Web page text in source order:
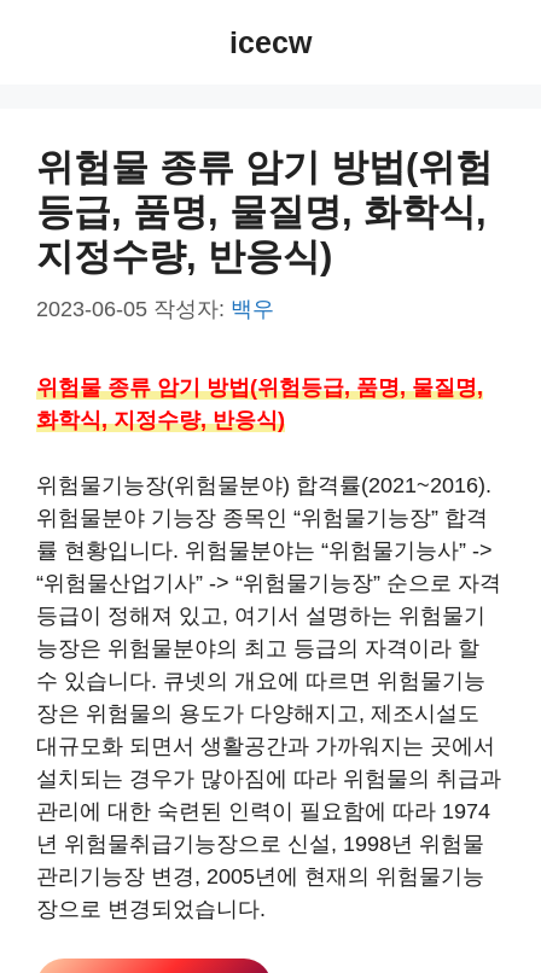
icecw
위험물 종류 암기 방법(위험
등급, 품명, 물질명, 화학식,
지정수량, 반응식)
2023-06-05 작성자: 백우
위험물 종류 암기 방법(위험등급, 품명, 물질명,
화학식, 지정수량, 반응식)
위험물기능장(위험물분야) 합격률(2021~2016).
위험물분야 기능장 종목인 “위험물기능장” 합격
률 현황입니다. 위험물분야는 “위험물기능사” ->
“위험물산업기사” -> “위험물기능장” 순으로 자격
등급이 정해져 있고, 여기서 설명하는 위험물기
능장은 위험물분야의 최고 등급의 자격이라 할
수 있습니다. 큐넷의 개요에 따르면 위험물기능
장은 위험물의 용도가 다양해지고, 제조시설도
대규모화 되면서 생활공간과 가까워지는 곳에서
설치되는 경우가 많아짐에 따라 위험물의 취급과
관리에 대한 숙련된 인력이 필요함에 따라 1974
년 위험물취급기능장으로 신설, 1998년 위험물
관리기능장 변경, 2005년에 현재의 위험물기능
장으로 변경되었습니다.